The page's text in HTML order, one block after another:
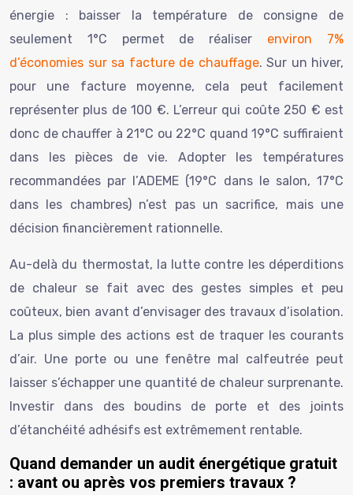
énergie : baisser la température de consigne de
seulement 1°C permet de réaliser environ 7%
d’économies sur sa facture de chauffage. Sur un hiver,
pour une facture moyenne, cela peut facilement
représenter plus de 100 €. L’erreur qui coûte 250 € est
donc de chauffer à 21°C ou 22°C quand 19°C suffiraient
dans les pièces de vie. Adopter les températures
recommandées par l’ADEME (19°C dans le salon, 17°C
dans les chambres) n’est pas un sacrifice, mais une
décision financièrement rationnelle.
Au-delà du thermostat, la lutte contre les déperditions
de chaleur se fait avec des gestes simples et peu
coûteux, bien avant d’envisager des travaux d’isolation.
La plus simple des actions est de traquer les courants
d’air. Une porte ou une fenêtre mal calfeutrée peut
laisser s’échapper une quantité de chaleur surprenante.
Investir dans des boudins de porte et des joints
d’étanchéité adhésifs est extrêmement rentable.
Quand demander un audit énergétique gratuit
: avant ou après vos premiers travaux ?